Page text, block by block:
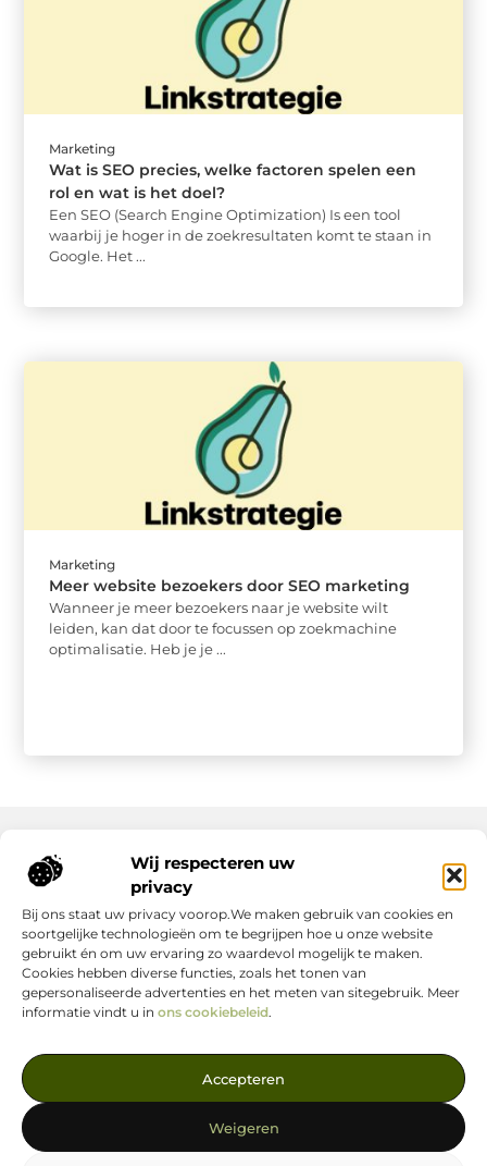
Wij respecteren uw
privacy
Bij ons staat uw privacy voorop.We maken gebruik van cookies en
soortgelijke technologieën om te begrijpen hoe u onze website
gebruikt én om uw ervaring zo waardevol mogelijk te maken.
Cookies hebben diverse functies, zoals het tonen van
gepersonaliseerde advertenties en het meten van sitegebruik. Meer
informatie vindt u in ons cookiebeleid.
Accepteren
Weigeren
Marketing
Wat is SEO precies, welke factoren spelen een
rol en wat is het doel?
Een SEO (Search Engine Optimization) Is een tool
waarbij je hoger in de zoekresultaten komt te staan in
Google. Het ...
Marketing
Meer website bezoekers door SEO marketing
Wanneer je meer bezoekers naar je website wilt
leiden, kan dat door te focussen op zoekmachine
optimalisatie. Heb je je ...
— Ontdek inspirerende verhalen, nuttige tips en waardevolle
artikelen, allemaal op één centrale plek. Start je leesavontuur
vandaag op linkstrategie.nl!
Onze informatie